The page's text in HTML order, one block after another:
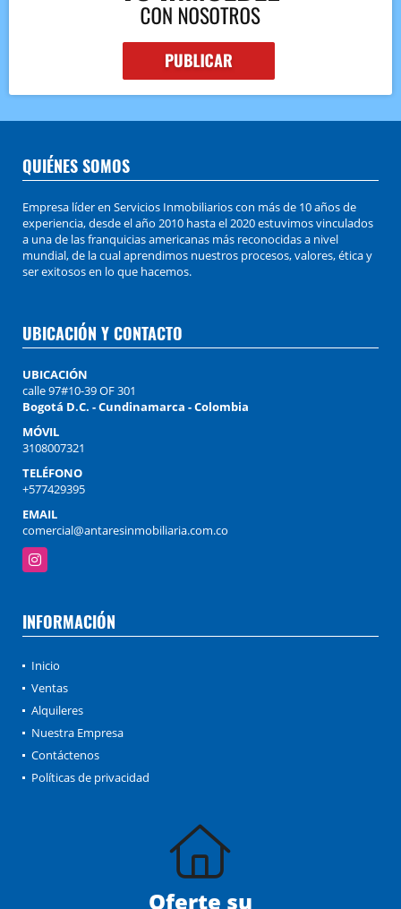
QUIÉNES SOMOS
Empresa líder en Servicios Inmobiliarios con más de 10 años de
experiencia, desde el año 2010 hasta el 2020 estuvimos vinculados
a una de las franquicias americanas más reconocidas a nivel
mundial, de la cual aprendimos nuestros procesos, valores, ética y
ser exitosos en lo que hacemos.
UBICACIÓN Y CONTACTO
UBICACIÓN
calle 97#10-39 OF 301
Bogotá D.C. - Cundinamarca - Colombia
MÓVIL
3108007321
TELÉFONO
+577429395
EMAIL
comercial@antaresinmobiliaria.com.co
Instagram
INFORMACIÓN
Inicio
Ventas
Alquileres
Nuestra Empresa
Contáctenos
Políticas de privacidad
Oferte su